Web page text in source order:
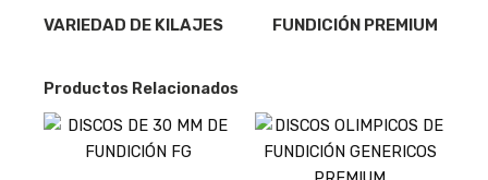
VARIEDAD DE KILAJES FUNDICIÓN PREMIUM
Productos Relacionados